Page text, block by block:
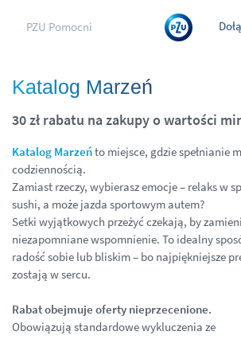
PZU Pomocni
Katalog Marzeń
30 zł rabatu na zakupy o wartości
Katalog Marzeńto miejsce, gdzie spełnianie
codziennością.
Zamiast rzeczy, wybierasz emocje – relaks w
sushi, a może jazda sportowym autem?
Setki wyjątkowych przeżyć czekają, by
niezapomniane wspomnienie. To idealny
radość sobie lub bliskim – bo najpiękniejsze
zostają w sercu.
Rabat obejmuje oferty nieprzecenione.
Obowiązują standardowe wykluczenia ze